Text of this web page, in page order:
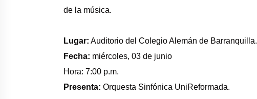
de la música.
Lugar: Auditorio del Colegio Alemán de Barranquilla.
Fecha: miércoles, 03 de junio
Hora: 7:00 p.m.
Presenta: Orquesta Sinfónica UniReformada.